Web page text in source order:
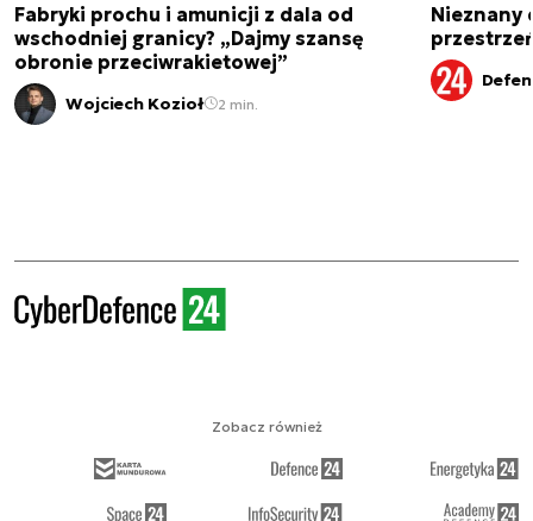
Fabryki prochu i amunicji z dala od
wschodniej granicy? „Dajmy szansę
obronie przeciwrakietowej”
Wojciech Kozioł 2 min.
Nieznany
Zobacz również